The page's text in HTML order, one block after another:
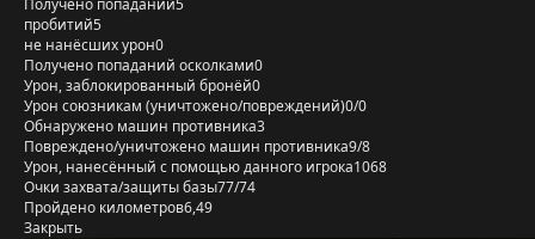
Получено попаданий5
пробитий5
не нанёсших урон0
Получено попаданий осколками0
Урон, заблокированный бронёй0
Урон союзникам (уничтожено/повреждений)0/0
Обнаружено машин противника3
Повреждено/уничтожено машин противника9/8
Урон, нанесённый с помощью данного игрока1068
Очки захвата/защиты базы77/74
Пройдено километров6,49
Закрыть